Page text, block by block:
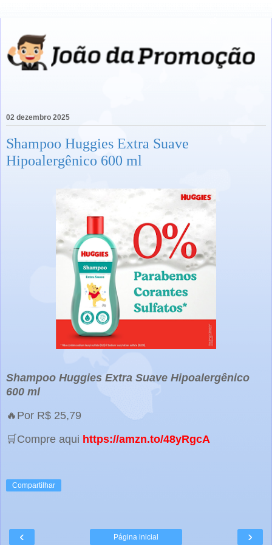
02 dezembro 2025
Shampoo Huggies Extra Suave
Hipoalergênico 600 ml
Shampoo Huggies Extra Suave Hipoalergênico
600 ml
🔥Por R$ 25,79
🛒Compre aqui https://amzn.to/48yRgcA
Compartilhar
‹ ›
Página inicial